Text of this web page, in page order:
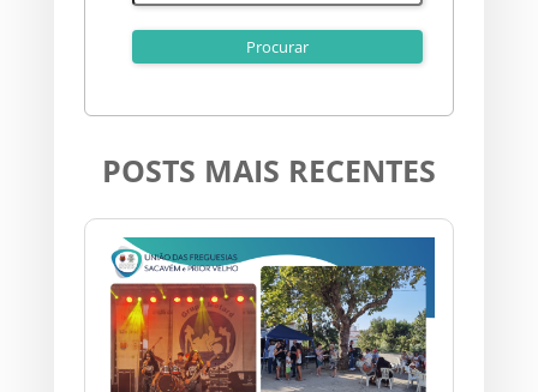
POSTS MAIS RECENTES